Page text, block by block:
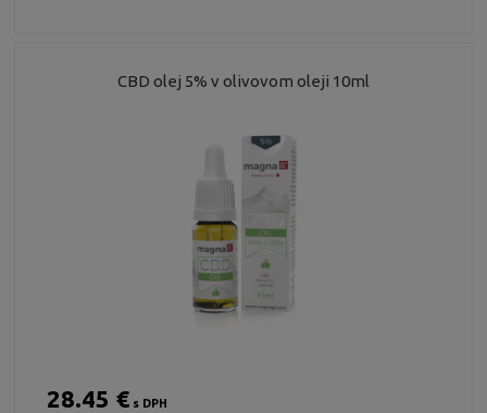
CBD olej 5% v olivovom oleji 10ml
28.45 €s DPH